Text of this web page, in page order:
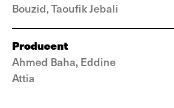
Bouzid, Taoufik Jebali
Producent
Ahmed Baha, Eddine
Attia